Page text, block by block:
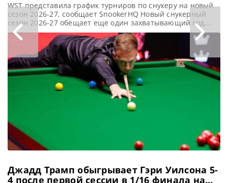
WST представила график турниров по снукеру на новый
сезон 2026-27, сообщает SnookerHQ Новый снукерный
сезон 2026-27 обещает еще один захватывающий год,
наполненный ключевыми событиями в мире этого вида
спорта. Утвержденное расписание, которое допускает
внесение корректировок, включает даты проведения
престижных турниров «Тройной короны» и ряда других
знаменательных соревнований предстоящего сезона.
Действующий Чемпион мира У Ицзэ приступит
Джадд Трамп обыгрывает Гэри Уилсона 5-
4 после первой сессии в 1/16 финала на